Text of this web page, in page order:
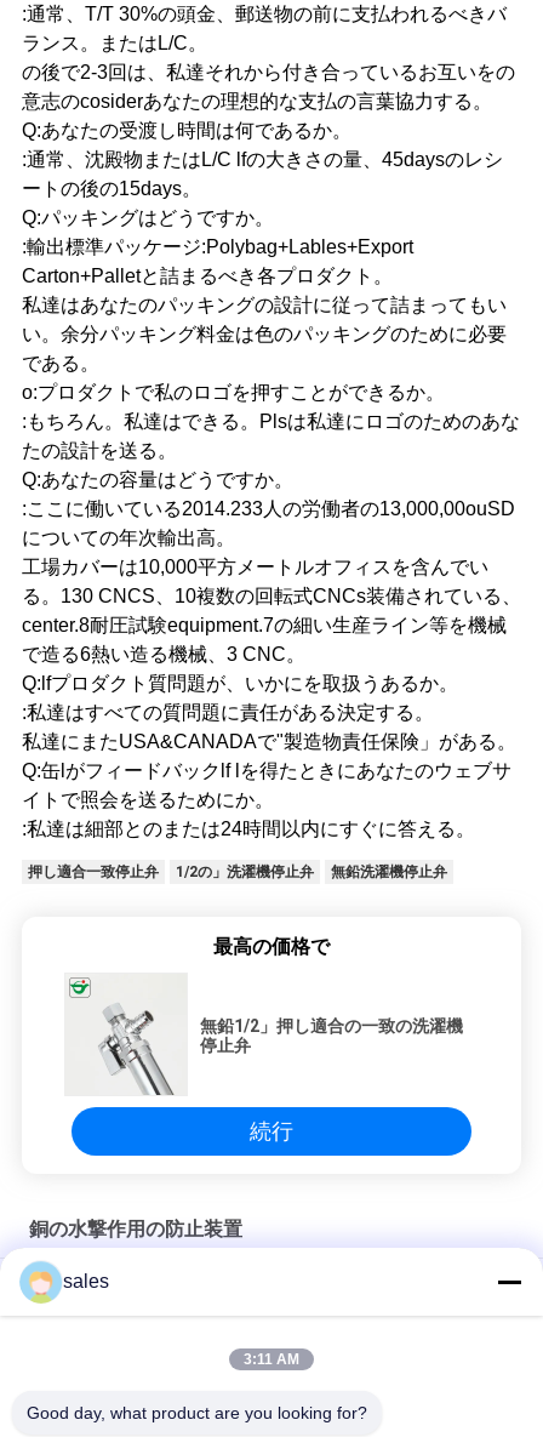
:通常、T/T 30%の頭金、郵送物の前に支払われるべきバ
ランス。またはL/C。
の後で2-3回は、私達それから付き合っているお互いをの
意志のcosiderあなたの理想的な支払の言葉協力する。
Q:あなたの受渡し時間は何であるか。
:通常、沈殿物またはL/C lfの大きさの量、45daysのレシ
ートの後の15days。
Q:パッキングはどうですか。
:輸出標準パッケージ:Polybag+Lables+Export
Carton+Palletと詰まるべき各プロダクト。
私達はあなたのパッキングの設計に従って詰まってもい
い。余分パッキング料金は色のパッキングのために必要
である。
o:プロダクトで私のロゴを押すことができるか。
:もちろん。私達はできる。Plsは私達にロゴのためのあな
たの設計を送る。
Q:あなたの容量はどうですか。
:ここに働いている2014.233人の労働者の13,000,00ouSD
についての年次輸出高。
工場カバーは10,000平方メートルオフィスを含んでい
る。130 CNCS、10複数の回転式CNCs装備されている、
center.8耐圧試験equipment.7の細い生産ライン等を機械
で造る6熱い造る機械、3 CNC。
Q:lfプロダクト質問題が、いかにを取扱うあるか。
:私達はすべての質問題に責任がある決定する。
私達にまたUSA&CANADAで"製造物責任保険」がある。
Q:缶lがフィードバックlf lを得たときにあなたのウェブサ
イトで照会を送るためにか。
:私達は細部とのまたは24時間以内にすぐに答える。
押し適合一致停止弁 1/2の」洗濯機停止弁 無鉛洗濯機停止弁
最高の価格で
無鉛1/2」押し適合の一致の洗濯機
停止弁
続行
銅の水撃作用の防止装置
3/8" 1/2」3/4"洗濯機のハンマー箱
sales
3:11 AM
Good day, what product are you looking for?